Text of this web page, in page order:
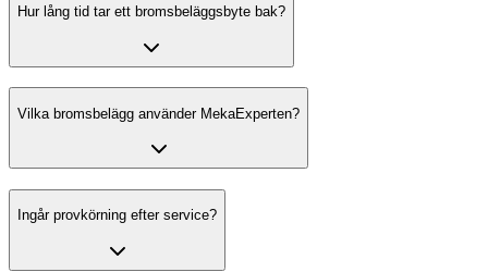
Hur lång tid tar ett bromsbeläggsbyte bak?
Vilka bromsbelägg använder MekaExperten?
Ingår provkörning efter service?